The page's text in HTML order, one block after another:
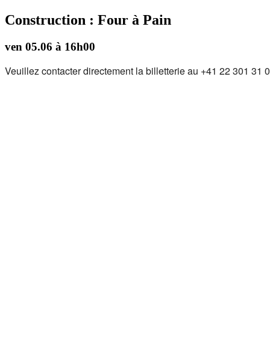
Construction : Four à Pain
ven 05.06 à 16h00
Veuillez contacter directement la billetterie au +41 22 301 31